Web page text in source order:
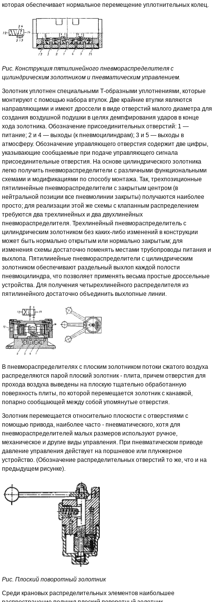
которая обеспечивает нормальное перемещение уплотнительных колец.
Рис. Конструкция пятилинейного пневмораспределителя с
цилиндрическим золотником и пневматическим управлением.
Золотник уплотнен специальными Т-образными уплотнениями, которые
монтируют с помощью набора втулок. Две крайние втулки являются
направляющими и имеют дроссели в виде отверстий малого диаметра для
создания воздушной подушки в целях демпфирования ударов в конце
хода золотника. Обозначение присоединительных отверстий: 1 —
питание; 2 и 4 — выходы (к пневмоцилиндрам); 3 и 5 — выходы в
атмосферу. Обозначение управляющего отверстия содержит две цифры,
указывающие сообщаемые при подаче управляющего сигнала
присоединительные отверстия. На основе цилиндрического золотника
легко получить пневмораспределители с различными функциональными
схемами и модификациями по способу монтажа. Так, трехпозиционные
пятилинейные пневмораспределители с закрытым центром (в
нейтральной позиции все пневмолинии закрыты) получаются наиболее
просто; для реализации этой же схемы с клапанным распределением
требуются два трехлинейных и два двухлинейных
пневмораспределителя. Трехлинейный пневмораспределитель с
цилиндрическим золотником без каких-либо изменений в конструкции
может быть нормально открытым или нормально закрытым; для
изменения схемы достаточно поменять местами трубопроводы питания и
выхлопа. Пятилииейные пневмораспределители с цилиндрическим
золотником обеспечивают раздельный выхлоп каждой полости
пневмоцилиндра, что позволяет применять весьма простые дроссельные
устройства. Для получения четырехлинейного распределителя из
пятилинейного достаточно объединить выхлопные линии.
В пневмораспределителях с плоским золотником потоки сжатого воздуха
распределяются парой плоский золотник - плита, причем отверстия для
прохода воздуха выведены на плоскую тщательно обработанную
поверхность плиты, по которой перемещается золотник с канавкой,
попарно сообщающей между собой упомянутые отверстия.
Золотник перемещается относительно плоскости с отверстиями с
помощью привода, наиболее часто - пневматического, хотя для
пневмораспределителей малых размеров используют ручное,
механическое и другие виды управления. При пневматическом приводе
давление управления действует на поршневое или плунжерное
устройство. (Обозначение распределительных отверстий то же, что и на
предыдущем рисунке).
Рис. Плоский поворотный золотник
Среди крановых распределительных элементов наибольшее